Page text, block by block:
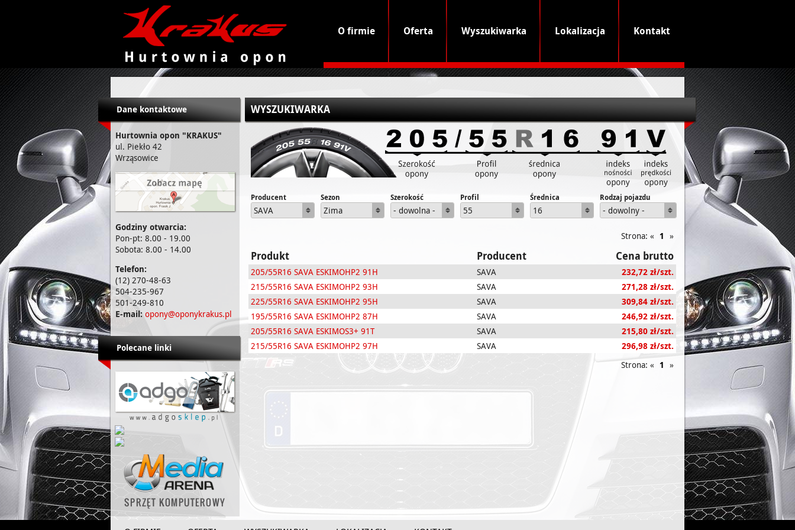
KRAKUS - hurtownia opon
O firmie Oferta Wyszukiwarka Lokalizacja Kontakt
Dane kontaktowe
Hurtownia opon "KRAKUS"
ul. Piekło 42
Wrząsowice
Godziny otwarcia:
Pon-pt: 8.00 - 19.00
Sobota: 8.00 - 14.00
Telefon:
(12) 270-48-63
504-235-967
501-249-810
E-mail: opony@oponykrakus.pl
Polecane linki
WYSZUKIWARKA
Producent
SAVA
Sezon
Zima
Szerokość
- dowolna -
Profil
55
Średnica
16
Rodzaj pojazdu
- dowolny -
Strona: « 1 »
Produkt Producent Cena brutto
205/55R16 SAVA ESKIMOHP2 91H SAVA
232,72 zł/szt.
215/55R16 SAVA ESKIMOHP2 93H
SAVA
271,28 zł/szt.
225/55R16 SAVA ESKIMOHP2 95H
SAVA
309,84 zł/szt.
195/55R16 SAVA ESKIMOHP2 87H
SAVA
246,92 zł/szt.
205/55R16 SAVA ESKIMOS3+ 91T
SAVA
215,80 zł/szt.
215/55R16 SAVA ESKIMOHP2 97H
SAVA
296,98 zł/szt.
Strona: « 1 »